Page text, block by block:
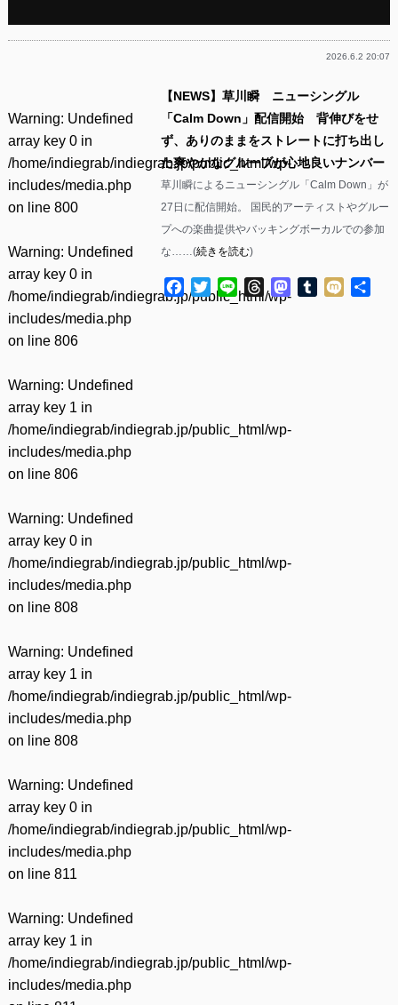
2026.6.2 20:07
Warning: Undefined
array key 0 in
/home/indiegrab/indiegrab.jp/public_html/wp-
includes/media.php
on line 800
Warning: Undefined
array key 0 in
/home/indiegrab/indiegrab.jp/public_html/wp-
includes/media.php
on line 806
Warning: Undefined
array key 1 in
/home/indiegrab/indiegrab.jp/public_html/wp-
includes/media.php
on line 806
Warning: Undefined
array key 0 in
/home/indiegrab/indiegrab.jp/public_html/wp-
includes/media.php
on line 808
Warning: Undefined
array key 1 in
/home/indiegrab/indiegrab.jp/public_html/wp-
includes/media.php
on line 808
Warning: Undefined
array key 0 in
/home/indiegrab/indiegrab.jp/public_html/wp-
includes/media.php
on line 811
Warning: Undefined
array key 1 in
/home/indiegrab/indiegrab.jp/public_html/wp-
includes/media.php
【NEWS】草川瞬 ニューシングル
「Calm Down」配信開始 背伸びをせ
ず、ありのままをストレートに打ち出し
た爽やかなグルーブが心地良いナンバー
草川瞬によるニューシングル「Calm Down」が
27日に配信開始。 国民的アーティストやグルー
プへの楽曲提供やバッキングボーカルでの参加
な……(続きを読む)
Facebook
TwitterLine ThreadsMastodon
Tumblr
Mixi